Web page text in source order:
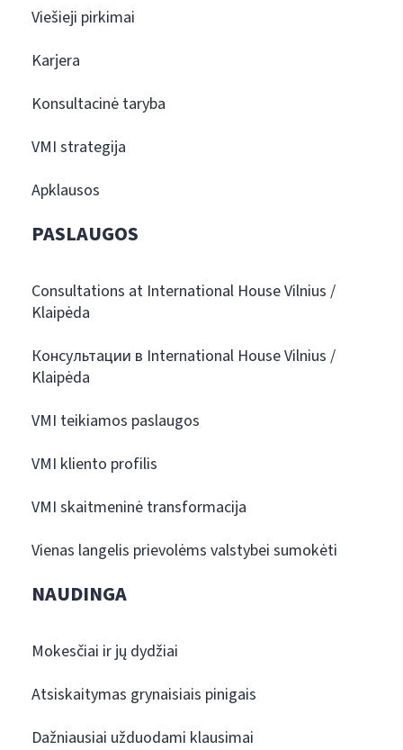
Viešieji pirkimai
Karjera
Konsultacinė taryba
VMI strategija
Apklausos
PASLAUGOS
Consultations at International House Vilnius /
Klaipėda
Консультации в International House Vilnius /
Klaipėda
VMI teikiamos paslaugos
VMI kliento profilis
VMI skaitmeninė transformacija
Vienas langelis prievolėms valstybei sumokėti
NAUDINGA
Mokesčiai ir jų dydžiai
Atsiskaitymas grynaisiais pinigais
Dažniausiai užduodami klausimai